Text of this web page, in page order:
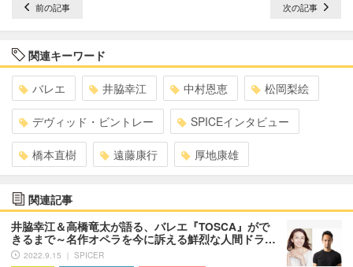
前の記事 次の記事
関連キーワード
バレエ 井脇幸江 中村恩恵 松岡梨絵
デヴィッド・ビントレー SPICEインタビュー
橋本直樹 遠藤康行 厚地康雄
関連記事
井脇幸江＆高橋竜太が語る、バレエ『TOSCA』がで
きるまで～名作オペラを今に訴える鮮烈な人間ドラ…
2022.9.15 ｜ SPICER